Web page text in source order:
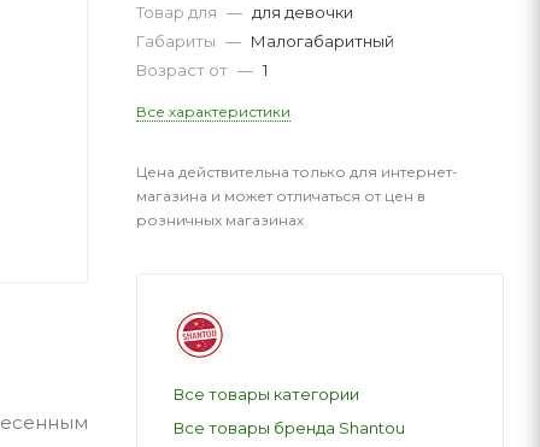
Товар для — для девочки
Габариты — Малогабаритный
Возраст от — 1
Все характеристики
Цена действительна только для интернет-
магазина и может отличаться от цен в
розничных магазинах
Все товары категории
Все товары бренда Shantou